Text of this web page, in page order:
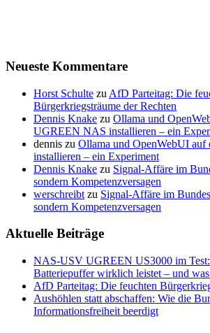
Neueste Kommentare
Horst Schulte zu AfD Parteitag: Die
Bürgerkriegsträume der Rechten
Dennis Knake zu Ollama und
UGREEN NAS installieren – ein
dennis zu Ollama und OpenWebUI
installieren – ein Experiment
Dennis Knake zu Signal-Affäre im
sondern Kompetenzversagen
werschreibt zu Signal-Affäre im
sondern Kompetenzversagen
Aktuelle Beiträge
NAS-USV UGREEN US3000 im Test:
Batteriepuffer wirklich leistet – und
AfD Parteitag: Die feuchten
Aushöhlen statt abschaffen: Wie die
Informationsfreiheit beerdigt